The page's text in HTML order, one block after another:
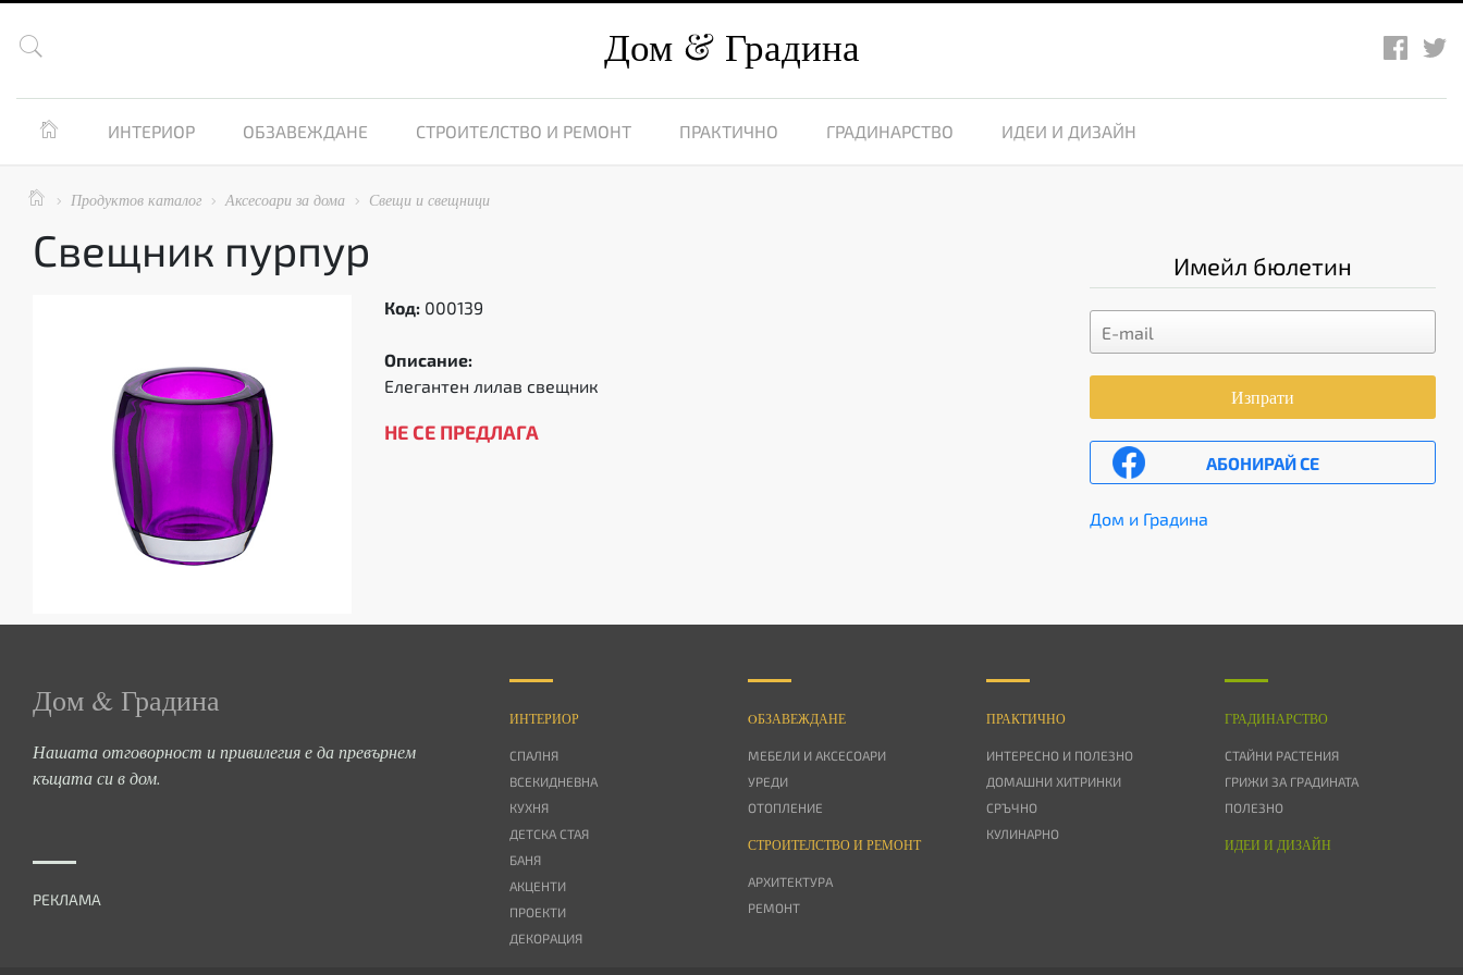
 Дом Градина
 ИНТЕРИОР ОБЗАВЕЖДАНЕ СТРОИТЕЛСТВО И РЕМОНТ ПРАКТИЧНО ГРАДИНАРСТВО ИДЕИ И ДИЗАЙН
  Продуктов каталог  Аксесоари за дома  Свещи и свещници
Свещник пурпур
Код: 000139
Описание:
Елегантен лилав свещник
НЕ СЕ ПРЕДЛАГА
Имейл бюлетин
Изпрати
АБОНИРАЙ СЕ
Дом и Градина
Дом & Градина
Нашата отговорност и привилегия е да превърнем
къщата си в дом.
РЕКЛАМА
ИНТЕРИОР
СПАЛНЯ
ВСЕКИДНЕВНА
КУХНЯ
ДЕТСКА СТАЯ
БАНЯ
АКЦЕНТИ
ПРОЕКТИ
ДЕКОРАЦИЯ
OБЗАВЕЖДАНЕ
МЕБЕЛИ И АКСЕСОАРИ
УРЕДИ
ОТОПЛЕНИЕ
СТРОИТЕЛСТВО И РЕМОНТ
АРХИТЕКТУРА
РЕМОНТ
ПРАКТИЧНО
ИНТЕРЕСНО И ПОЛЕЗНО
ДОМАШНИ ХИТРИНКИ
СРЪЧНО
КУЛИНАРНО
ГРАДИНАРСТВО
СТАЙНИ РАСТЕНИЯ
ГРИЖИ ЗА ГРАДИНАТА
ПОЛЕЗНО
ИДЕИ И ДИЗАЙН